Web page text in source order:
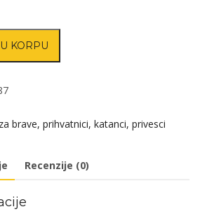
KORPU
brave, prihvatnici, katanci, privesci
Recenzije (0)